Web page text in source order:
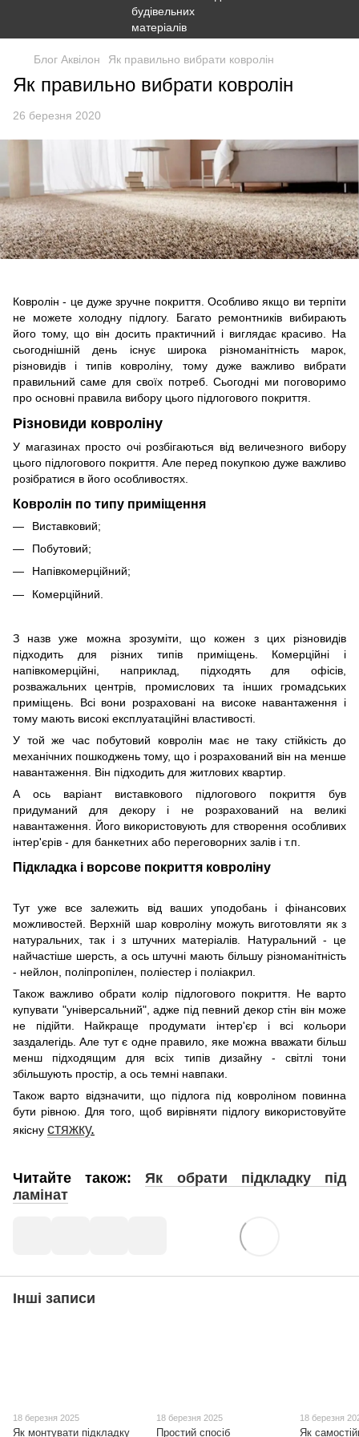
Блог Аквілон Як правильно вибрати ковролін
Як правильно вибрати ковролін
26 березня 2020
Ковролін - це дуже зручне покриття. Особливо якщо ви терпіти
не можете холодну підлогу. Багато ремонтників вибирають
його тому, що він досить практичний і виглядає красиво. На
сьогоднішній день існує широка різноманітність марок,
різновидів і типів ковроліну, тому дуже важливо вибрати
правильний саме для своїх потреб. Сьогодні ми поговоримо
про основні правила вибору цього підлогового покриття.
Різновиди ковроліну
У магазинах просто очі розбігаються від величезного вибору
цього підлогового покриття. Але перед покупкою дуже важливо
розібратися в його особливостях.
Ковролін по типу приміщення
Виставковий;
Побутовий;
Напівкомерційний;
Комерційний.
З назв уже можна зрозуміти, що кожен з цих різновидів
підходить для різних типів приміщень. Комерційні і
напівкомерційні, наприклад, підходять для офісів,
розважальних центрів, промислових та інших громадських
приміщень. Всі вони розраховані на високе навантаження і
тому мають високі експлуатаційні властивості.
У той же час побутовий ковролін має не таку стійкість до
механічних пошкоджень тому, що і розрахований він на менше
навантаження. Він підходить для житлових квартир.
А ось варіант виставкового підлогового покриття був
придуманий для декору і не розрахований на великі
навантаження. Його використовують для створення особливих
інтер'єрів - для банкетних або переговорних залів і т.п.
Підкладка і ворсове покриття ковроліну
Тут уже все залежить від ваших уподобань і фінансових
можливостей. Верхній шар ковроліну можуть виготовляти як з
натуральних, так і з штучних матеріалів. Натуральний - це
найчастіше шерсть, а ось штучні мають більшу різноманітність
- нейлон, поліпропілен, поліестер і поліакрил.
Також важливо обрати колір підлогового покриття. Не варто
купувати "універсальний", адже під певний декор стін він може
не підійти. Найкраще продумати інтер'єр і всі кольори
заздалегідь. Але тут є одне правило, яке можна вважати більш
менш підходящим для всіх типів дизайну - світлі тони
збільшують простір, а ось темні навпаки.
Також варто відзначити, що підлога під ковроліном повинна
бути рівною. Для того, щоб вирівняти підлогу використовуйте
якісну стяжку.
Читайте також:Як обрати підкладку під
ламінат
Інші записи
18 березня 2025
Як монтувати підкладку
18 березня 2025
Простий спосіб
18 березня
Як